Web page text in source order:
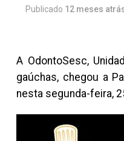
Publicado 12 meses
A OdontoSesc,
gaúchas, chegou a
nesta segunda-feira,